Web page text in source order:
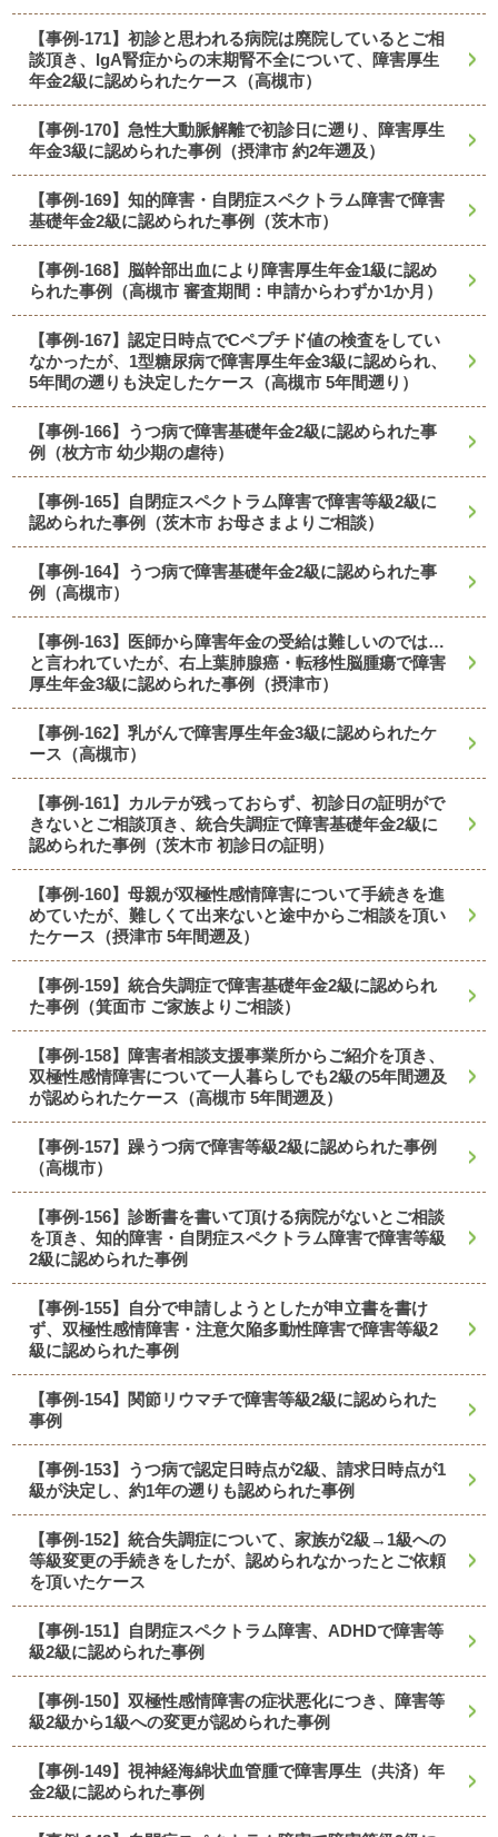
【事例-171】初診と思われる病院は廃院しているとご相
談頂き、IgA腎症からの末期腎不全について、障害厚生
年金2級に認められたケース（高槻市）
【事例-170】急性大動脈解離で初診日に遡り、障害厚生
年金3級に認められた事例（摂津市 約2年遡及）
【事例-169】知的障害・自閉症スペクトラム障害で障害
基礎年金2級に認められた事例（茨木市）
【事例-168】脳幹部出血により障害厚生年金1級に認め
られた事例（高槻市 審査期間：申請からわずか1か月）
【事例-167】認定日時点でCペプチド値の検査をしてい
なかったが、1型糖尿病で障害厚生年金3級に認められ、
5年間の遡りも決定したケース（高槻市 5年間遡り）
【事例-166】うつ病で障害基礎年金2級に認められた事
例（枚方市 幼少期の虐待）
【事例-165】自閉症スペクトラム障害で障害等級2級に
認められた事例（茨木市 お母さまよりご相談）
【事例-164】うつ病で障害基礎年金2級に認められた事
例（高槻市）
【事例-163】医師から障害年金の受給は難しいのでは…
と言われていたが、右上葉肺腺癌・転移性脳腫瘍で障害
厚生年金3級に認められた事例（摂津市）
【事例-162】乳がんで障害厚生年金3級に認められたケ
ース（高槻市）
【事例-161】カルテが残っておらず、初診日の証明がで
きないとご相談頂き、統合失調症で障害基礎年金2級に
認められた事例（茨木市 初診日の証明）
【事例-160】母親が双極性感情障害について手続きを進
めていたが、難しくて出来ないと途中からご相談を頂い
たケース（摂津市 5年間遡及）
【事例-159】統合失調症で障害基礎年金2級に認められ
た事例（箕面市 ご家族よりご相談）
【事例-158】障害者相談支援事業所からご紹介を頂き、
双極性感情障害について一人暮らしでも2級の5年間遡及
が認められたケース（高槻市 5年間遡及）
【事例-157】躁うつ病で障害等級2級に認められた事例
（高槻市）
【事例-156】診断書を書いて頂ける病院がないとご相談
を頂き、知的障害・自閉症スペクトラム障害で障害等級
2級に認められた事例
【事例-155】自分で申請しようとしたが申立書を書け
ず、双極性感情障害・注意欠陥多動性障害で障害等級2
級に認められた事例
【事例-154】関節リウマチで障害等級2級に認められた
事例
【事例-153】うつ病で認定日時点が2級、請求日時点が1
級が決定し、約1年の遡りも認められた事例
【事例-152】統合失調症について、家族が2級→1級への
等級変更の手続きをしたが、認められなかったとご依頼
を頂いたケース
【事例-151】自閉症スペクトラム障害、ADHDで障害等
級2級に認められた事例
【事例-150】双極性感情障害の症状悪化につき、障害等
級2級から1級への変更が認められた事例
【事例-149】視神経海綿状血管腫で障害厚生（共済）年
金2級に認められた事例